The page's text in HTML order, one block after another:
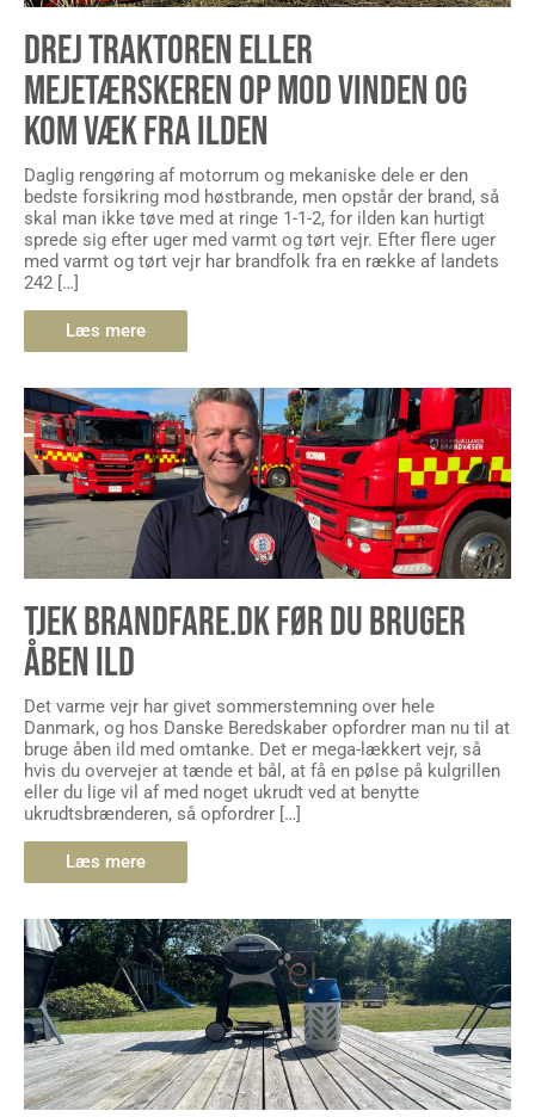
DREJ TRAKTOREN ELLER
MEJETÆRSKEREN OP MOD VINDEN OG
KOM VÆK FRA ILDEN
Daglig rengøring af motorrum og mekaniske dele er den
bedste forsikring mod høstbrande, men opstår der brand, så
skal man ikke tøve med at ringe 1-1-2, for ilden kan hurtigt
sprede sig efter uger med varmt og tørt vejr. Efter flere uger
med varmt og tørt vejr har brandfolk fra en række af landets
242 […]
Læs mere
TJEK BRANDFARE.DK FØR DU BRUGER
ÅBEN ILD
Det varme vejr har givet sommerstemning over hele
Danmark, og hos Danske Beredskaber opfordrer man nu til at
bruge åben ild med omtanke. Det er mega-lækkert vejr, så
hvis du overvejer at tænde et bål, at få en pølse på kulgrillen
eller du lige vil af med noget ukrudt ved at benytte
ukrudtsbrænderen, så opfordrer […]
Læs mere